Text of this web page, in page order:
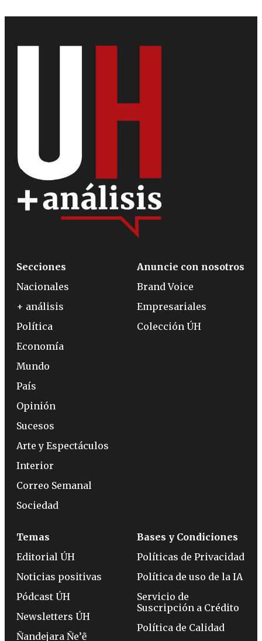
Secciones
Nacionales
+ análisis
Política
Economía
Mundo
País
Opinión
Sucesos
Arte y Espectáculos
Interior
Correo Semanal
Sociedad
Anuncie con nosotros
Brand Voice
Empresariales
Colección ÚH
Temas
Editorial ÚH
Noticias positivas
Pódcast ÚH
Newsletters ÚH
Ñandejara Ñe’ẽ
Bases y Condiciones
Políticas de Privacidad
Política de uso de la IA
Servicio de
Suscripción a Crédito
Política de Calidad